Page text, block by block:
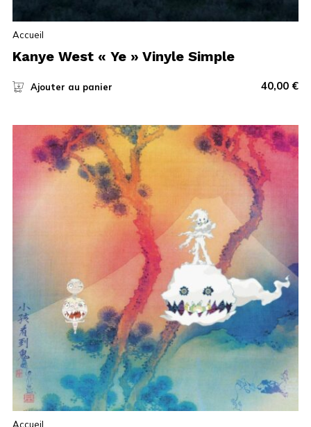
Accueil
Kanye West « Ye » Vinyle Simple
Ajouter au panier 40,00 €
Accueil